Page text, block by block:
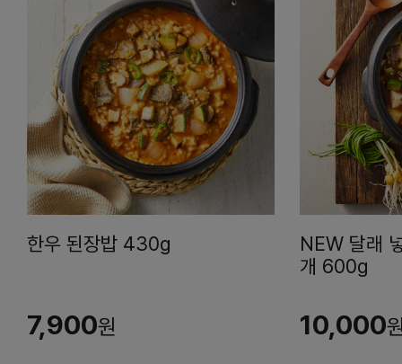
한우 된장밥 430g
7,900원
NEW 달래
개 600g
10,000